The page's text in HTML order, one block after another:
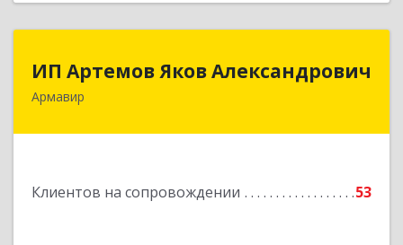
ИП Артемов Яков Александрович
Армавир
Клиентов на сопровождении 53